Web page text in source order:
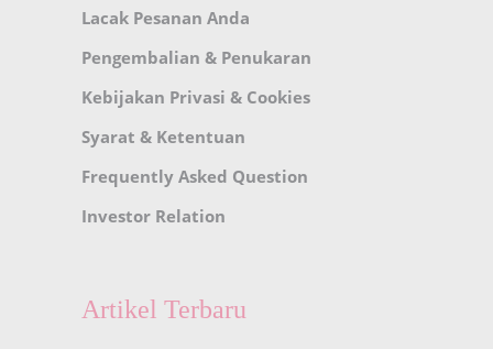
Lacak Pesanan Anda
Pengembalian & Penukaran
Kebijakan Privasi & Cookies
Syarat & Ketentuan
Frequently Asked Question
Investor Relation
Artikel Terbaru